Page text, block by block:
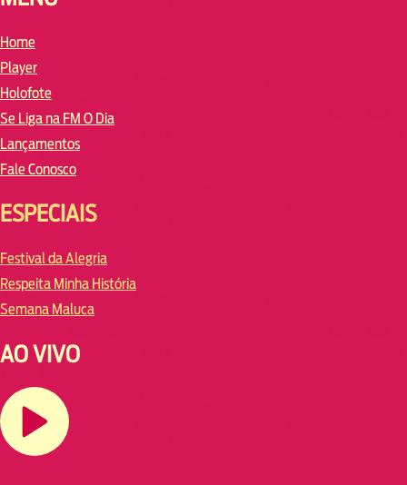
Home
Player
Holofote
Se Liga na FM O Dia
Lançamentos
Fale Conosco
ESPECIAIS
Festival da Alegria
Respeita Minha História
Semana Maluca
AO VIVO